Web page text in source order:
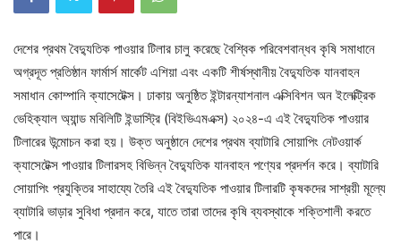
দেশের প্রথম বৈদ্যুতিক পাওয়ার টিলার চালু করেছে বৈশ্বিক পরিবেশবান্ধব কৃষি সমাধানে
অগ্রদূত প্রতিষ্ঠান ফার্মার্স মার্কেট এশিয়া এবং একটি শীর্ষস্থানীয় বৈদ্যুতিক যানবাহন
সমাধান কোম্পানি ক্যাসেটেক্স। ঢাকায় অনুষ্ঠিত ইন্টারন্যাশনাল এক্সিবিশন অন ইলেক্ট্রিক
ভেহিক্যাল অ্যান্ড মবিলিটি ইন্ডাস্ট্রি (বিইভিএমএক্স) ২০২৪-এ এই বৈদ্যুতিক পাওয়ার
টিলারের উন্মোচন করা হয়। উক্ত অনুষ্ঠানে দেশের প্রথম ব্যাটারি সোয়াপিং নেটওয়ার্ক
ক্যাসেটেক্স পাওয়ার টিলারসহ বিভিন্ন বৈদ্যুতিক যানবাহন পণ্যের প্রদর্শন করে। ব্যাটারি
সোয়াপিং প্রযুক্তির সাহায্যে তৈরি এই বৈদ্যুতিক পাওয়ার টিলারটি কৃষকদের সাশ্রয়ী মূল্যে
ব্যাটারি ভাড়ার সুবিধা প্রদান করে, যাতে তারা তাদের কৃষি ব্যবস্থাকে শক্তিশালী করতে
পারে।